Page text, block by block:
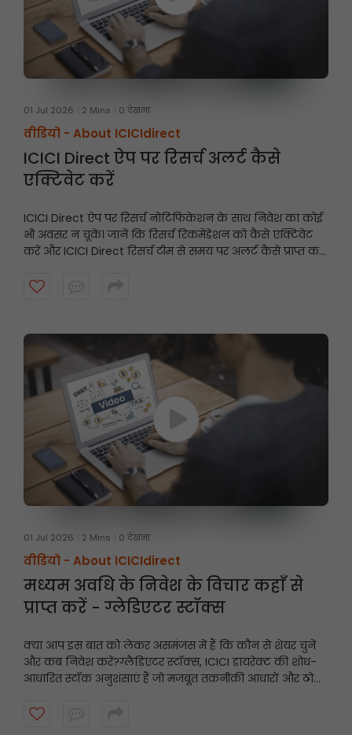
01 Jul 2026 2 Mins 0 देखना
वीडियो - About ICICIdirect
ICICI Direct ऐप पर रिसर्च अलर्ट कैसे
एक्टिवेट करें
ICICI Direct ऐप पर रिसर्च नोटिफिकेशन के साथ निवेश का कोई
भी अवसर न चूकें। जानें कि रिसर्च रिकमेंडेशन को कैसे एक्टिवेट
करें और ICICI Direct रिसर्च टीम से समय पर अलर्ट कैसे प्राप्त करें।
01 Jul 2026 2 Mins 0 देखना
वीडियो - About ICICIdirect
मध्यम अवधि के निवेश के विचार कहाँ से
प्राप्त करें - ग्लेडिएटर स्टॉक्स
क्या आप इस बात को लेकर असमंजस में हैं कि कौन से शेयर चुनें
और कब निवेश करें?ग्लैडिएटर स्टॉक्स, ICICI डायरेक्ट की शोध-
आधारित स्टॉक अनुशंसाएं हैं जो मजबूत तकनीकी आधारों और ठोस
पर तीन महीने तक होती है। अधिक जानने के लिए वीडियो देखें।